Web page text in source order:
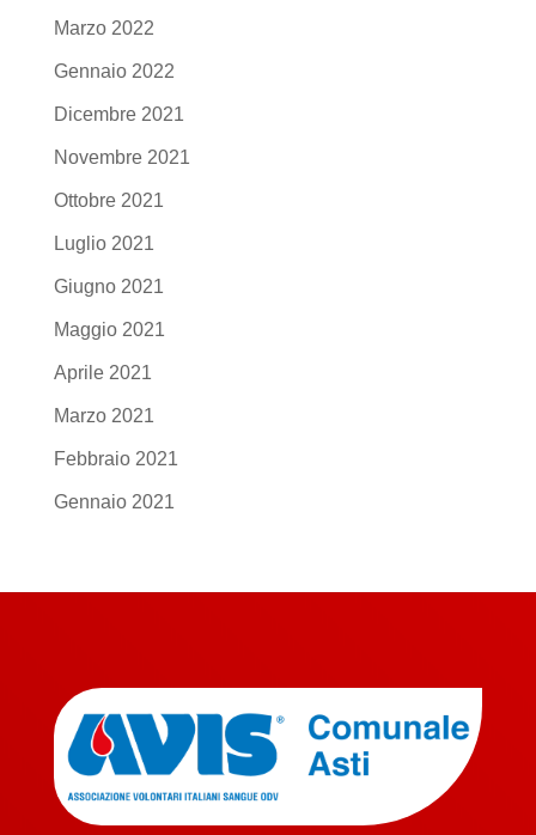
Marzo 2022
Gennaio 2022
Dicembre 2021
Novembre 2021
Ottobre 2021
Luglio 2021
Giugno 2021
Maggio 2021
Aprile 2021
Marzo 2021
Febbraio 2021
Gennaio 2021